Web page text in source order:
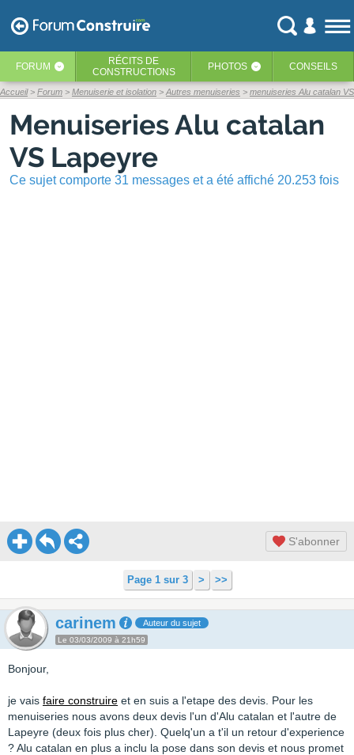
FORUM ‹ RÉCITS DE
CONSTRUCTIONS
PHOTOS ‹ CONSEILS
Accueil Forum Menuiserie et isolation Autres menuiseries menuiseries Alu catalan
Menuiseries Alu catalan
VS Lapeyre
Ce sujet comporte 31 messages et a été affiché 20.253 fois
S'abonner
Page 1 sur 3 > >>
carinem Auteur du sujet
Le 03/03/2009 à 21h59
Bonjour,
je vais faire construire et en suis a l'etape des devis. Pour les
menuiseries nous avons deux devis l'un d'Alu catalan et l'autre de
Lapeyre (deux fois plus cher). Quelq'un a t'il un retour d'experience
? Alu catalan en plus a inclu la pose dans son devis et nous promet